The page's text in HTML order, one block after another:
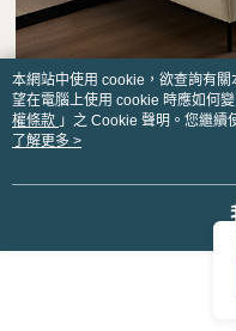
本網站中使用 cookie，欲查詢有關
望在電腦上使用 cookie 時應如何
權條款 」之 Cookie 聲明。您繼續
用條款之 Cookie 聲明使用 cookie。
了解更多 >